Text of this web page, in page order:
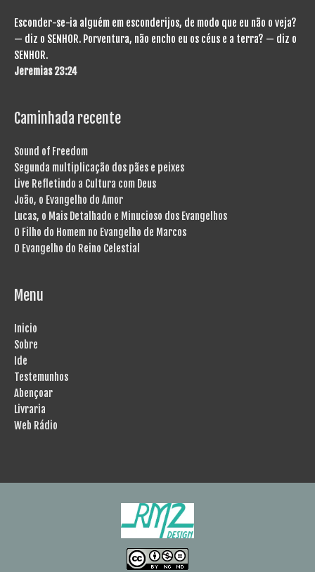
Esconder-se-ia alguém em esconderijos, de modo que eu não o veja?
— diz o SENHOR. Porventura, não encho eu os céus e a terra? — diz o
SENHOR.
Jeremias 23:24
Caminhada recente
Sound of Freedom
Segunda multiplicação dos pães e peixes
Live Refletindo a Cultura com Deus
João, o Evangelho do Amor
Lucas, o Mais Detalhado e Minucioso dos Evangelhos
O Filho do Homem no Evangelho de Marcos
O Evangelho do Reino Celestial
Menu
Inicio
Sobre
Ide
Testemunhos
Abençoar
Livraria
Web Rádio